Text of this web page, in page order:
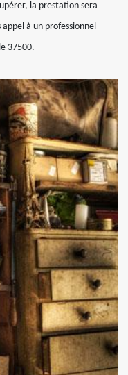
la prestation sera
à un professionnel
37500.